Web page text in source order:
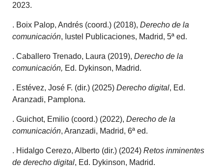
2023.
. Boix Palop, Andrés (coord.) (2018),Derecho de la
comunicación, Iustel Publicaciones, Madrid, 5ª ed.
. Caballero Trenado, Laura (2019),Derecho de la
comunicación, Ed. Dykinson, Madrid.
. Estévez, José F. (dir.) (2025)Derecho digital, Ed.
Aranzadi, Pamplona.
. Guichot, Emilio (coord.) (2022),Derecho de la
comunicación, Aranzadi, Madrid, 6ª ed.
. Hidalgo Cerezo, Alberto (dir.) (2024)Retos inminentes
de derecho digital, Ed. Dykinson, Madrid.